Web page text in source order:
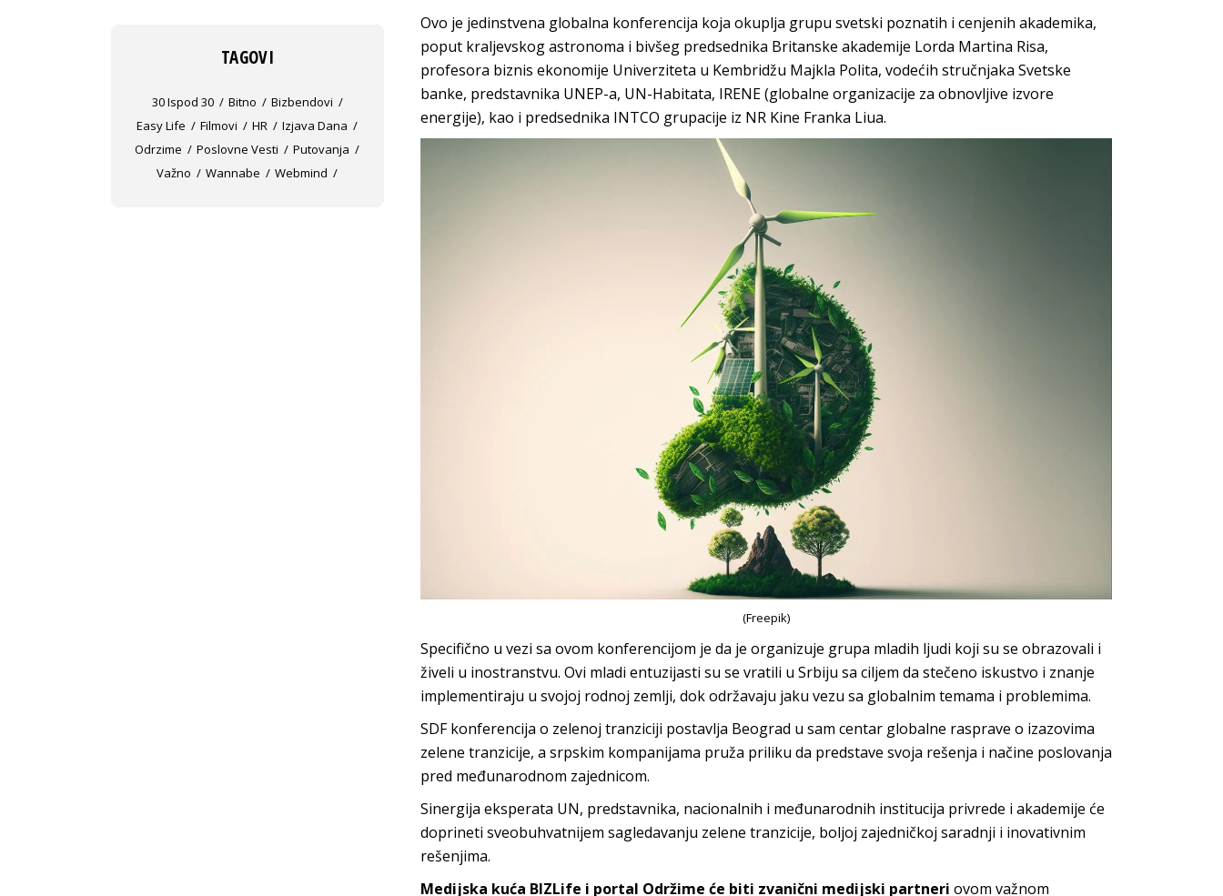
Ovo je jedinstvena globalna konferencija koja okuplja grupu svetski poznatih i cenjenih akademika,
poput kraljevskog astronoma i bivšeg predsednika Britanske akademije Lorda Martina Risa,
profesora biznis ekonomije Univerziteta u Kembridžu Majkla Polita, vodećih stručnjaka Svetske
banke, predstavnika UNEP-a, UN-Habitata, IRENE (globalne organizacije za obnovljive izvore
energije), kao i predsednika INTCO grupacije iz NR Kine Franka Liua.
(Freepik)
Specifično u vezi sa ovom konferencijom je da je organizuje grupa mladih ljudi koji su se obrazovali i
živeli u inostranstvu. Ovi mladi entuzijasti su se vratili u Srbiju sa ciljem da stečeno iskustvo i znanje
implementiraju u svojoj rodnoj zemlji, dok održavaju jaku vezu sa globalnim temama i problemima.
SDF konferencija o zelenoj tranziciji postavlja Beograd u sam centar globalne rasprave o izazovima
zelene tranzicije, a srpskim kompanijama pruža priliku da predstave svoja rešenja i načine poslovanja
pred međunarodnom zajednicom.
Sinergija eksperata UN, predstavnika, nacionalnih i međunarodnih institucija privrede i akademije će
doprineti sveobuhvatnijem sagledavanju zelene tranzicije, boljoj zajedničkoj saradnji i inovativnim
rešenjima.
Medijska kuća BIZLife i portal Održime će biti zvanični medijski partneri ovom važnom
TAGOVI
30 Ispod 30 Bitno
Bizbendovi
Easy Life
Filmovi HR
Izjava Dana
Odrzime
Poslovne Vesti
Putovanja
Važno
Wannabe Webmind